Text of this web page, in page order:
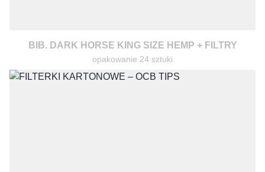
BIB. DARK HORSE KING SIZE HEMP + FILTRY
opakowanie 24 sztuki